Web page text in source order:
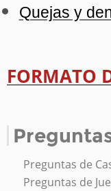
Quejas y
FORMATO
Preguntas de
Preguntas de